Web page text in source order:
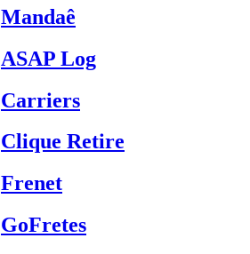
Mandaê
ASAP Log
Carriers
Clique Retire
Frenet
GoFretes